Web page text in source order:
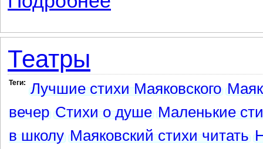
Театры
Теги: Лучшие стихи Маяковского
вечер Стихи о душе Маленькие
в школу Маяковский стихи читать